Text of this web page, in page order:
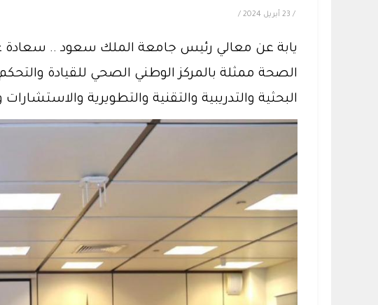
/ 23 أبريل 2024 /
يابة عن معالي رئيس جامعة الملك سعود .. سعادة
الصحة ممثلة بالمركز الوطني الصحي للقيادة
البحثية والتدريبية والتقنية والتطويرية